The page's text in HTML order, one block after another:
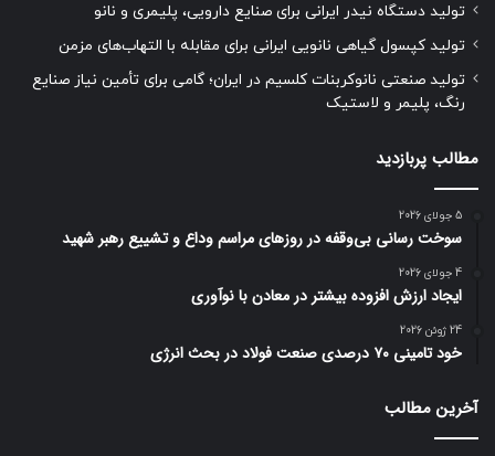
تولید دستگاه نیدر ایرانی برای صنایع دارویی، پلیمری و نانو
تولید کپسول گیاهی نانویی ایرانی برای مقابله با التهاب‌های مزمن
تولید صنعتی نانوکربنات کلسیم در ایران؛ گامی برای تأمین نیاز صنایع
رنگ، پلیمر و لاستیک
مطالب پربازدید
5 جولای 2026
سوخت رسانی بی‌وقفه در روز‌های مراسم وداع و تشییع رهبر شهید
4 جولای 2026
ایجاد ارزش افزوده بیشتر در معادن با نوآوری
24 ژوئن 2026
خود تامینی ۷۰ درصدی صنعت فولاد در بحث انرژی
آخرین مطالب